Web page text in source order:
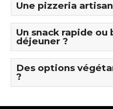
Une pizzeria
Un snack rapide
déjeuner ?
Des options
?